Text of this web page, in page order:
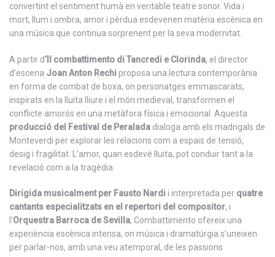
convertint el sentiment humà en veritable teatre sonor. Vida i
mort, llum i ombra, amor i pèrdua esdevenen matèria escènica en
una música que continua sorprenent per la seva modernitat.
A partir d’Il combattimento di Tancredi e Clorinda, el director
d’escena Joan Anton Rechi proposa una lectura contemporània
en forma de combat de boxa, on personatges emmascarats,
inspirats en la lluita lliure i el món medieval, transformen el
conflicte amorós en una metàfora física i emocional. Aquesta
producció del Festival de Peralada dialoga amb els madrigals de
Monteverdi per explorar les relacions com a espais de tensió,
desig i fragilitat. L’amor, quan esdevé lluita, pot conduir tant a la
revelació com a la tragèdia.
Dirigida musicalment per Fausto Nardi i interpretada per quatre
cantants especialitzats en el repertori del compositor, i
l'Orquestra Barroca de Sevilla, Combattimento ofereix una
experiència escènica intensa, on música i dramatúrgia s’uneixen
per parlar-nos, amb una veu atemporal, de les passions